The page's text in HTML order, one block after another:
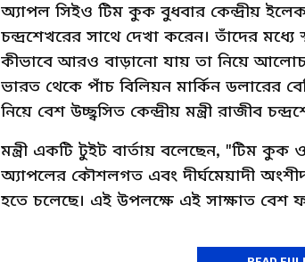
অ্যাপল সিইও টিম কুক বুধবার কেন্দ্রীয়
চন্দ্রশেখরের সাথে দেখা করেন। তাঁদের
কীভাবে আরও বাড়ানো যায় তা নিয়ে
ভারত থেকে পাঁচ বিলিয়ন মার্কিন ডলারের
নিয়ে বেশ উচ্ছ্বসিত কেন্দ্রীয় মন্ত্রী রাজীব
মন্ত্রী একটি টুইট বার্তায় বলেছেন, "টিম
অ্যাপলের কৌশলগত এবং দীর্ঘমেয়াদী
হতে চলেছে। এই উপলক্ষে এই সাক্ষাত